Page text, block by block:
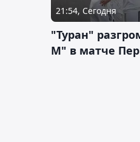
21:54, Сегодня
"Туран"
М" в матче